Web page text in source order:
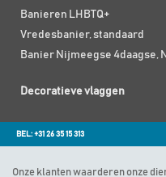
Banieren LHBTQ+
Vredesbanier, standaard
Banier Nijmeegse 4daagse,
Decoratieve vlaggen
BEL: +31 26 35 15 313
Onze klanten waarderen onze